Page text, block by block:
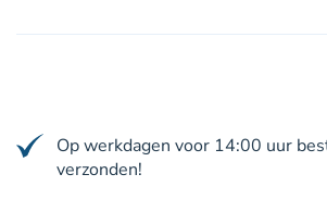
Op werkdagen voor 14:00 uur
verzonden!